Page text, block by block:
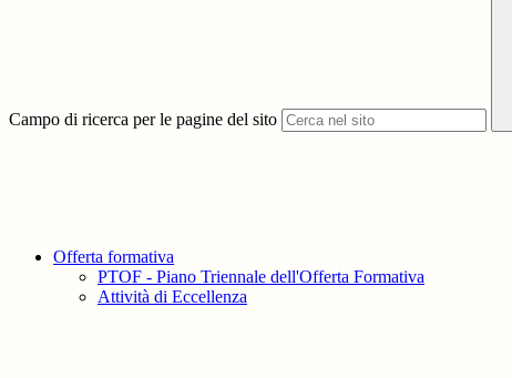
Campo di ricerca per le pagine del sito
Offerta formativa
PTOF - Piano Triennale dell'Offerta Formativa
Attività di Eccellenza